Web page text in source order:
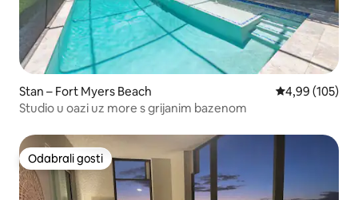
Stan – Fort Myers Beach Prosječna
4,99 (105)
Studio u oazi uz more s grijanim bazenom
Odabrali gosti
Odabrali gosti